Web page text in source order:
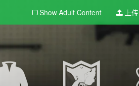
Show Adult Content 上传